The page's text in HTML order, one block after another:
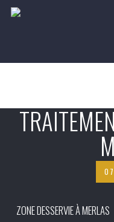
Skip
ZONE DESSERVIE À MERLAS